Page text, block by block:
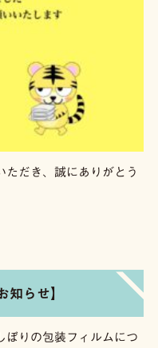
ただき、誠にありがとう
知らせ】
ぼりの包装フィルムにつ